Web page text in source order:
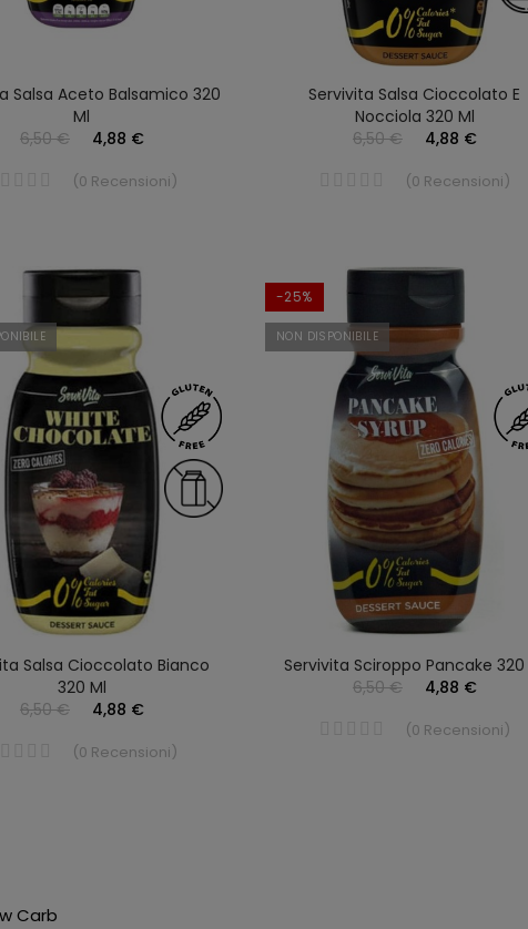
Salsa Aceto Balsamico 320
Ml
6,50 €
4,88 €
(0 Recensioni)
Servivita Salsa Cioccolato E
Nocciola 320 Ml
6,50 €
4,88 €
(0 Recensioni)
Salsa Cioccolato Bianco
320 Ml
6,50 €
4,88 €
(0 Recensioni)
-25%
NON DISPONIBILE
Servivita Sciroppo Pancake 320
6,50 €
4,88 €
(0 Recensioni)
Carb